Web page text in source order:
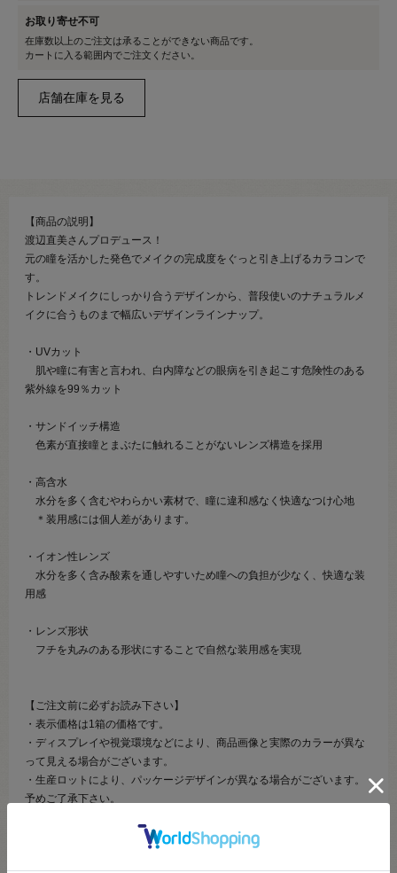
お取り寄せ不可
在庫数以上のご注文は承ることができない商品です。
カートに入る範囲内でご注文ください。
【商品の説明】
渡辺直美さんプロデュース！
元の瞳を活かした発色でメイクの完成度をぐっと引き上げるカラコンで
す。
トレンドメイクにしっかり合うデザインから、普段使いのナチュラルメ
イクに合うものまで幅広いデザインラインナップ。
・UVカット
肌や瞳に有害と言われ、白内障などの眼病を引き起こす危険性のある
紫外線を99％カット
・サンドイッチ構造
色素が直接瞳とまぶたに触れることがないレンズ構造を採用
・高含水
水分を多く含むやわらかい素材で、瞳に違和感なく快適なつけ心地
＊装用感には個人差があります。
・イオン性レンズ
水分を多く含み酸素を通しやすいため瞳への負担が少なく、快適な装
用感
・レンズ形状
フチを丸みのある形状にすることで自然な装用感を実現
【ご注文前に必ずお読み下さい】
・表示価格は1箱の価格です。
・ディスプレイや視覚環境などにより、商品画像と実際のカラーが異な
って見える場合がございます。
・生産ロットにより、パッケージデザインが異なる場合がございます。
予めご了承下さい。
も完売・欠品の場合があります。